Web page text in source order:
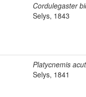
Cordulegaster
Selys, 1843
Platycnemis
Selys, 1841